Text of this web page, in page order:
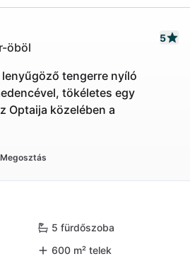
öböl
5
tengerre nyíló
tökéletes egy
Optaija közelében a
Megosztás
5 fürdőszoba
600 m² telek